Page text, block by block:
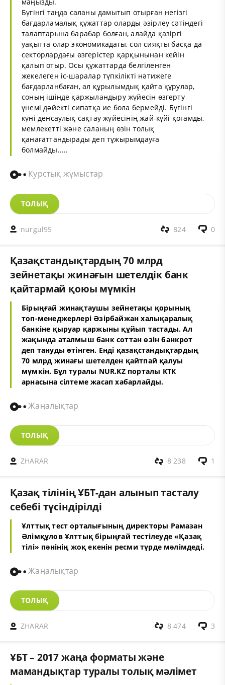
Бүгінгі таңда саланы дамытып отырған негізгі
бағдарламалық құжаттар оларды әзірлеу сәтіндегі
талаптарына барабар болған, алайда қазіргі
уақытта олар экономикадағы, сол сияқты басқа да
секторлардағы өзгерістер қарқынынан кейін
қалып отыр. Осы құжаттарда белгіленген
жекелеген іс-шаралар түпкілікті нәтижеге
бағдарланбаған, ал құрылымдық қайта құрулар,
соның ішінде қаржыландыру жүйесін өзгерту
үнемі дәйекті сипатқа ие бола бермейді. Бүгінгі
күні денсаулық сақтау жүйесінің жай-күйі қоғамды,
мемлекетті және саланың өзін толық
қанағаттандырады деп тұжырымдауға
болмайды.....
Курстық жұмыстар
ТОЛЫҚ
nurgul95 0
824
Қазақстандықтардың 70 млрд
зейнетақы жинағын шетелдік банк
қайтармай қоюы мүмкін
Бірыңғай жинақтаушы зейнетақы қорының
топ-менеджерлері Әзірбайжан халықаралық
банкіне қыруар қаржыны құйып тастады. Ал
жақында аталмыш банк соттан өзін банкрот
деп тануды өтінген. Енді қазақстандықтардың
70 млрд жинағы шетелден қайтпай қалуы
мүмкін. Бұл туралы NUR.KZ порталы КТК
арнасына сілтеме жасап хабарлайды.
Жаңалықтар
ТОЛЫҚ
ZHARAR 1
8 238
Қазақ тілінің ҰБТ-дан алынып тасталу
себебі түсіндірілді
Ұлттық тест орталығының директоры Рамазан
Әлімқұлов Ұлттық бірыңғай тестілеуде «Қазақ
тілі» пәнінің жоқ екенін ресми түрде мәлімдеді.
Жаңалықтар
ТОЛЫҚ
ZHARAR 3
8 474
ҰБТ – 2017 жаңа форматы және
мамандықтар туралы толық мәлімет